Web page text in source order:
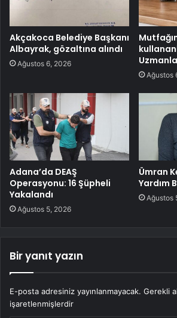
Akçakoca Belediye Başkanı
Albayrak, gözaltına alındı
Ağustos 6, 2026
Ağustos
Adana’da DEAŞ
Operasyonu: 16 Şüpheli
Yakalandı
Ağustos 5, 2026
Ümran
Yardım
Ağustos
Bir yanıt yazın
E-posta adresiniz yayınlanmayacak. Gerekli
işaretlenmişlerdir